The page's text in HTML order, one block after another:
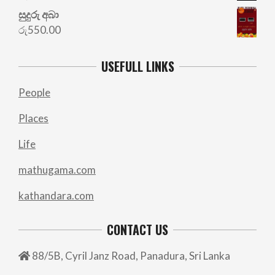
සුදුරු අබා
රු550.00
USEFULL LINKS
People
Places
Life
mathugama.com
kathandara.com
CONTACT US
88/5B, Cyril Janz Road, Panadura, Sri Lanka